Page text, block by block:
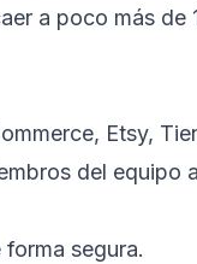
a poco más de
Etsy,
del equipo
segura.